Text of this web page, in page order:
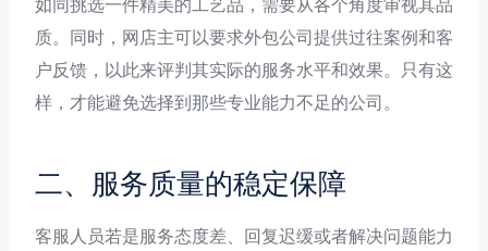
如同挑选一件精美的工艺品，需要从各个角度审视其品
质。同时，网店主可以要求外包公司提供过往案例和客
户反馈，以此来评判其实际的服务水平和效果。只有这
样，才能避免选择到那些专业能力不足的公司。
二、服务质量的稳定保障
客服人员若是服务态度差、回复迟缓或者解决问题能力